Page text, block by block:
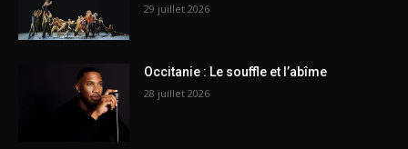
29 juillet 2026
Occitanie : Le souffle et l’abîme
28 juillet 2026